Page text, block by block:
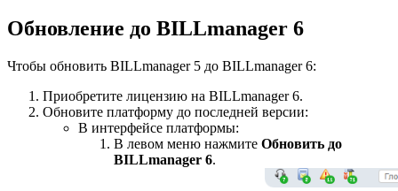
Обновление до BILLmanager 6
Чтобы обновить BILLmanager 5 до BILLmanager 6:
Приобретите лицензию на BILLmanager 6.
Обновите платформу до последней версии:
В интерфейсе платформы:
В левом меню нажмите Обновить до
BILLmanager 6.